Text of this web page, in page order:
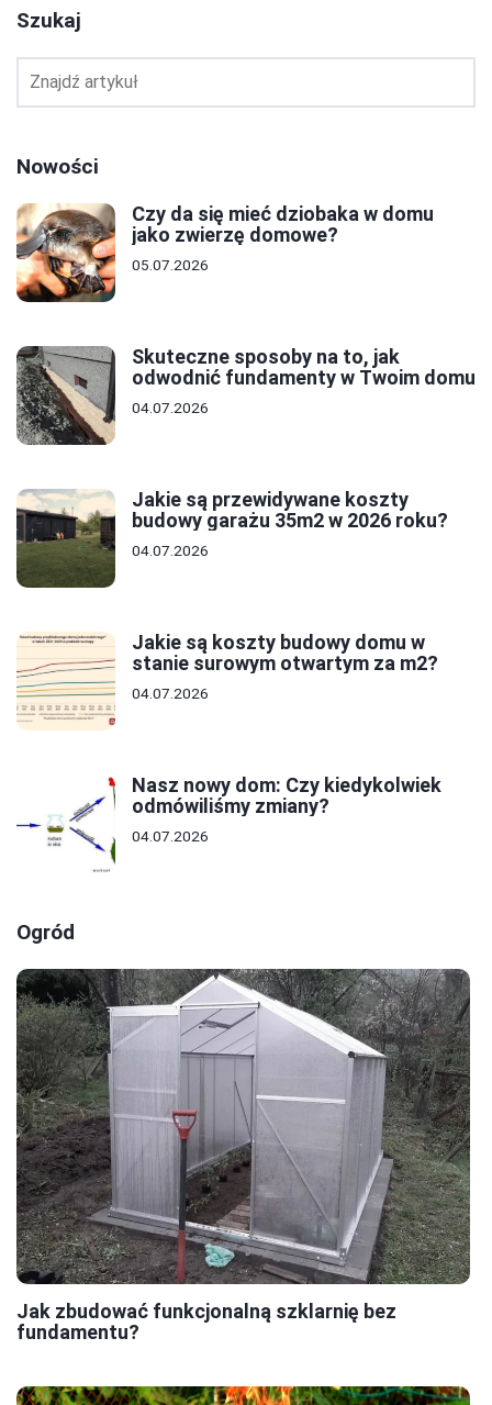
Szukaj
Nowości
Czy da się mieć dziobaka w domu
jako zwierzę domowe?
05.07.2026
Skuteczne sposoby na to, jak
odwodnić fundamenty w Twoim domu
04.07.2026
Jakie są przewidywane koszty
budowy garażu 35m2 w 2026 roku?
04.07.2026
Jakie są koszty budowy domu w
stanie surowym otwartym za m2?
04.07.2026
Nasz nowy dom: Czy kiedykolwiek
odmówiliśmy zmiany?
04.07.2026
Ogród
Jak zbudować funkcjonalną szklarnię bez
fundamentu?